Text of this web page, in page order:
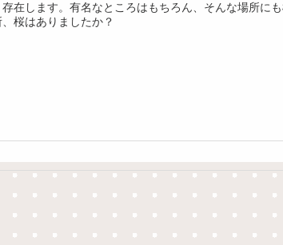
在します。有名なところはもちろん、そんな場所に
桜はありましたか？